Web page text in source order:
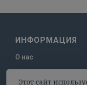
Этот сайт
ИНФОРМАЦИЯ
О нас